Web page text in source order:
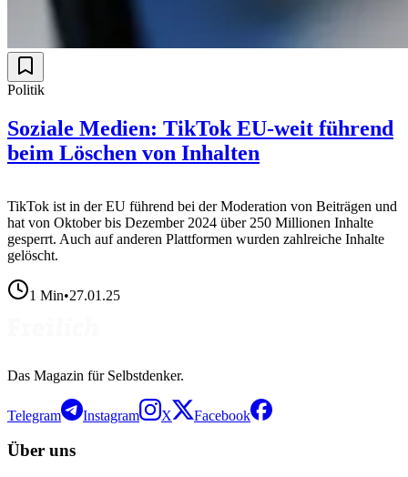
Politik
Soziale Medien: TikTok EU-weit führend
beim Löschen von Inhalten
TikTok ist in der EU führend bei der Moderation von Beiträgen und
hat von Oktober bis Dezember 2024 über 250 Millionen Inhalte
gesperrt. Auch auf anderen Plattformen wurden zahlreiche Inhalte
gelöscht.
1 Min•27.01.25
Das Magazin für Selbstdenker.
Telegram Instagram X Facebook
Über uns